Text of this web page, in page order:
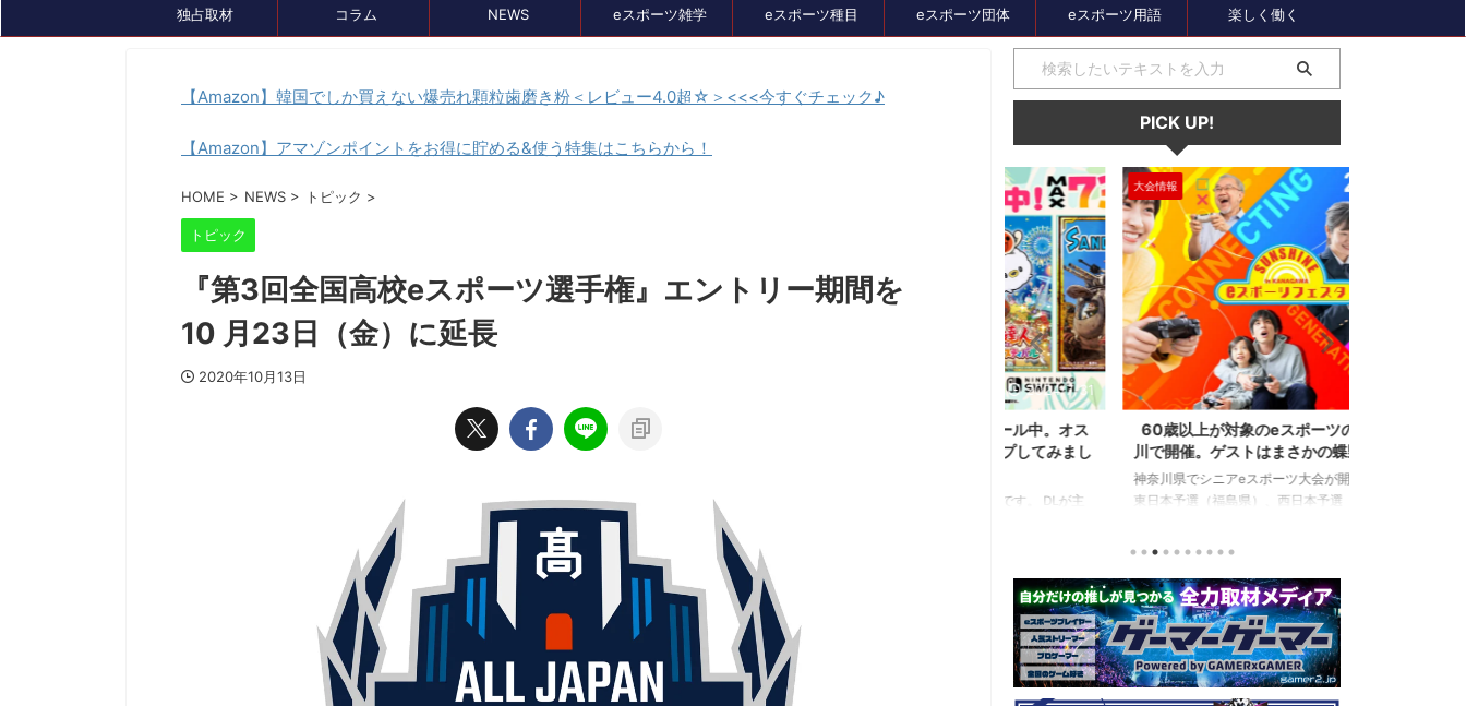
独占取材 コラム NEWS eスポーツ雑学 eスポーツ種目 eスポーツ団体 eスポーツ用語 楽しく働く
【Amazon】韓国でしか買えない爆売れ顆粒歯磨き粉＜レビュー4.0超☆＞<<<今すぐチェック♪
【Amazon】アマゾンポイントをお得に貯める&使う特集はこちらから！
HOME > NEWS > トピック >
トピック
『第3回全国高校eスポーツ選手権』エントリー期間を
10 月23日（金）に延長
2020年10月13日
PICK UP!
ゲーミングデバイス比較メディア
『GameLens』に掲載されました！
にてゲーマーゲーマーを紹介していただきました！
GameLensさんでは、PCに限らず家庭用ゲーム機を
含む様々なハードのデバイスや、プロゲーマーやス
トリーマーが使用しているデバイスを紹介していま
す。加えて、プロゲーマーのマウス感度やキー設定
など細かいことまで網羅していますよ。 何か新しい
デバイスを検討するときや、新しい環境を構築した
り、設定を試してみたりしたいときに参考にしてみ
てはいかがでしょうか。 ▼GameLens
https://mediator- ...
バンナムのゲームのDL版がセール中です。 DLが主
流になりつつある昨今、セールするとお得感から積
みゲーしてしまいがちな人も多いはず。ということ
で、今回は1年後、2年後に遊んでも楽しめるような
タイトルを独自にピックアップしてみました。（類
似したゲームや続編が出にくいゲーム、長く遊べる
ゲーム、定番ゲーム） 注目タイトル ◆『LITTLE
NIGHTMARES-リトルナイトメア-１＆２セット』
(Switch） ２Dアクションホラーゲームの2作のセッ
トです。 ◆『鉄拳8 Deluxe Edition』（PS5） ...
大会情報
2024/7/31
60歳以上が対象のeスポーツの大会が神奈
川で開催。ゲストはまさかの蝶野正洋！！！
神奈川県でシニアeスポーツ大会が開催されます。
東日本予選（福島県）、西日本予選（大阪府）、関
楽しめるイベントになっているようです。 ちなみ
に、ゲストのプロレスラーである蝶野正洋さんは今
年60歳になるそうです。トークセッションに登場し
ますよ。 この記事のポイント ・大会参加者は60歳
以上 ・3地区で予選あり。予選は8月24日、25日と9
月22日。本戦は9月22日（事前エ ...